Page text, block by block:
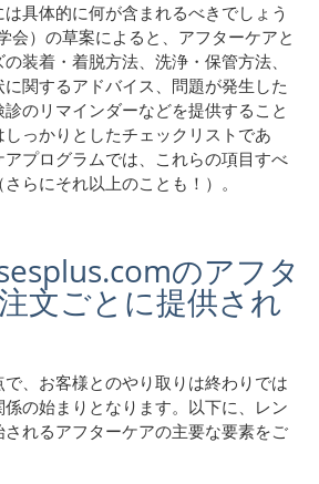
具体的に何が含まれるべきでしょう
会）の草案によると、アフターケアと
装着・着脱方法、洗浄・保管方法、
関するアドバイス、問題が発生した
のリマインダーなどを提供すること
っかりとしたチェックリストであ
アプログラムでは、これらの項目すべ
らにそれ以上のことも！）。
のアフタ
文ごとに提供され
、お客様とのやり取りは終わりでは
の始まりとなります。以下に、レン
れるアフターケアの主要な要素をご